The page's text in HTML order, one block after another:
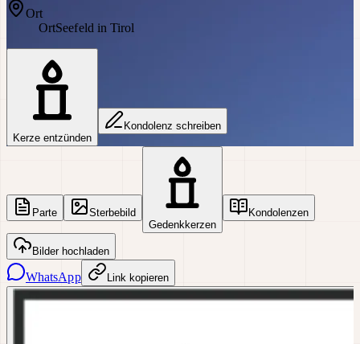
Ort
OrtSeefeld in Tirol
Kerze entzünden
Kondolenz schreiben
Parte
Sterbebild
Gedenkkerzen
Kondolenzen
Bilder hochladen
WhatsApp Link kopieren